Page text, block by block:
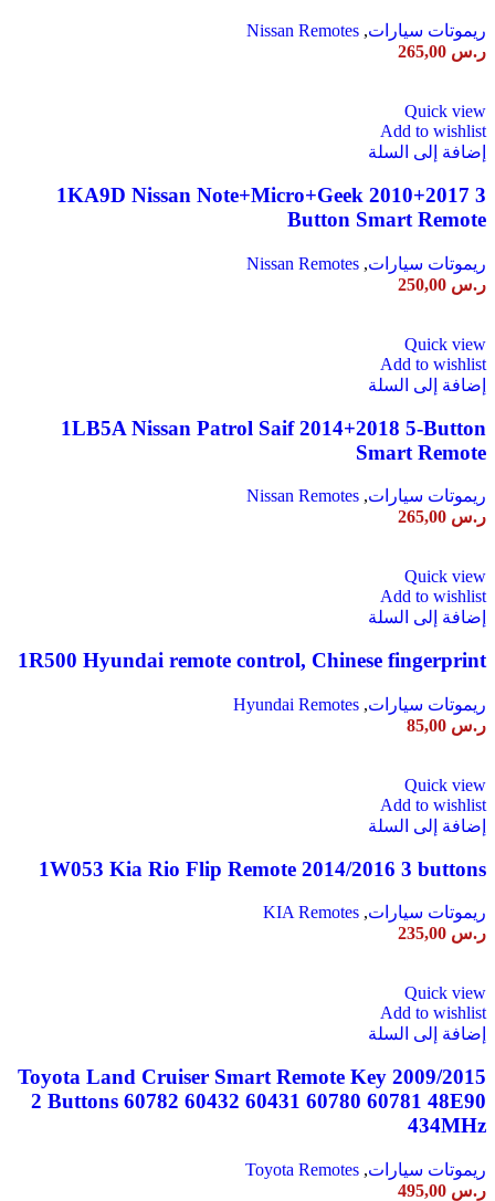
ريموتات سيارات,
Nissan Remotes
ر.س
Quick view
Add to wishlist
إضافة إلى السلة
1KA9D Nissan Note+Micro+Geek 2010+2017 3
Button Smart Remote
ريموتات سيارات,
Nissan Remotes
ر.س
Quick view
Add to wishlist
إضافة إلى السلة
1LB5A Nissan Patrol Saif 2014+2018 5-Button
Smart Remote
ريموتات سيارات,
Nissan Remotes
ر.س
Quick view
Add to wishlist
إضافة إلى السلة
1R500 Hyundai remote control, Chinese fingerprint
ريموتات سيارات,
Hyundai Remotes
ر.س
Quick view
Add to wishlist
إضافة إلى السلة
1W053 Kia Rio Flip Remote 2014/2016 3 buttons
ريموتات سيارات,
KIA Remotes
ر.س
Quick view
Add to wishlist
إضافة إلى السلة
2009/2015 Toyota Land Cruiser Smart Remote Key
2 Buttons 60782 60432 60431 60780 60781 48E90
434MHz
ريموتات سيارات,
Toyota Remotes
ر.س